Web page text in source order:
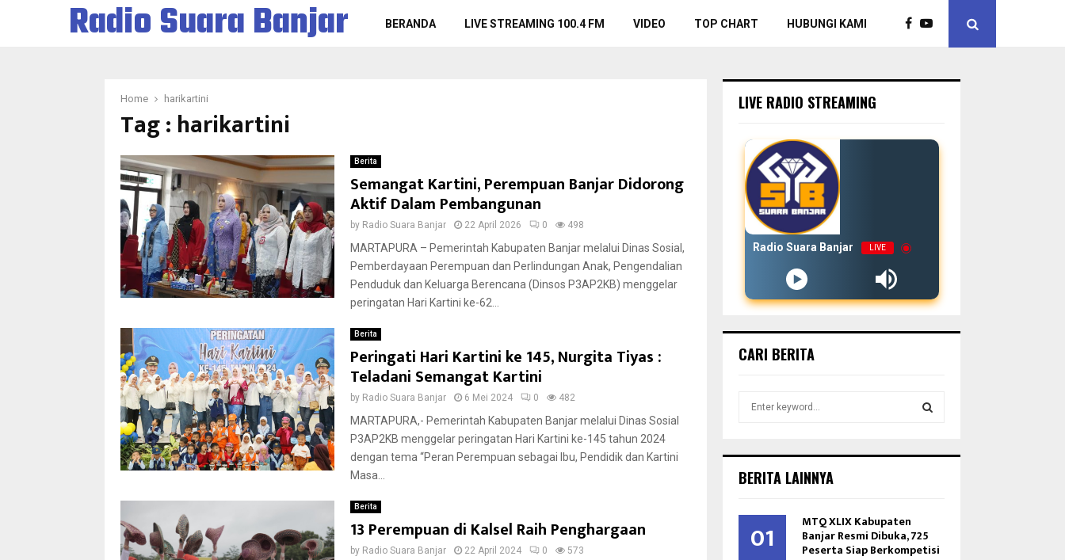
Radio Suara Banjar BERANDA LIVE STREAMING 100.4 FM VIDEO TOP CHART HUBUNGI KAMI
Home harikartini
Tag : harikartini
Berita
Semangat Kartini, Perempuan Banjar Didorong
Aktif Dalam Pembangunan
by Radio Suara Banjar 22 April 2026 0 498
MARTAPURA – Pemerintah Kabupaten Banjar melalui Dinas Sosial,
Pemberdayaan Perempuan dan Perlindungan Anak, Pengendalian
Penduduk dan Keluarga Berencana (Dinsos P3AP2KB) menggelar
peringatan Hari Kartini ke-62...
Berita
Peringati Hari Kartini ke 145, Nurgita Tiyas :
Teladani Semangat Kartini
by Radio Suara Banjar 6 Mei 2024 0 482
MARTAPURA,- Pemerintah Kabupaten Banjar melalui Dinas Sosial
P3AP2KB menggelar peringatan Hari Kartini ke-145 tahun 2024
dengan tema “Peran Perempuan sebagai Ibu, Pendidik dan Kartini
Masa...
Berita
13 Perempuan di Kalsel Raih Penghargaan
by Radio Suara Banjar 22 April 2024 0 573
LIVE RADIO STREAMING
Radio Suara Banjar LIVE
CARI BERITA
h
o
R
BERITA LAINNYA
01 MTQ XLIX Kabupaten
Banjar Resmi Dibuka, 725
Peserta Siap Berkompetisi